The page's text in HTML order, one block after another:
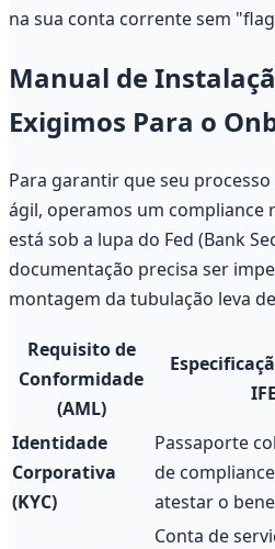
na sua conta corrente sem
Manual de
Exigimos Para o
Para garantir que seu
ágil, operamos um compliance
está sob a lupa do Fed (Bank
documentação precisa ser
montagem da tubulação leva
Requisito de
Conformidade
(AML)
Identidade
Corporativa
(KYC)
Passaporte
de
atestar o
Conta de